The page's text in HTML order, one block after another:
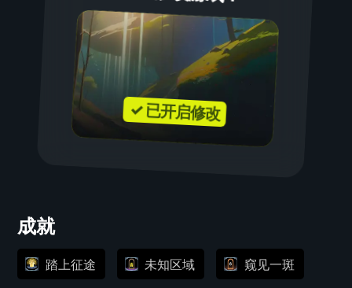
✓ 已开启修改
成就
踏上征途 未知区域 窥见一斑